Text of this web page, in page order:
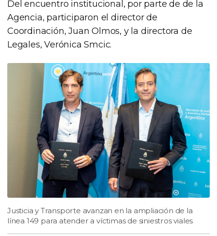
Del encuentro institucional, por parte de de la
Agencia, participaron el director de
Coordinación, Juan Olmos, y la directora de
Legales, Verónica Smcic.
Justicia y Transporte avanzan en la ampliación de la
línea 149 para atender a víctimas de siniestros viales